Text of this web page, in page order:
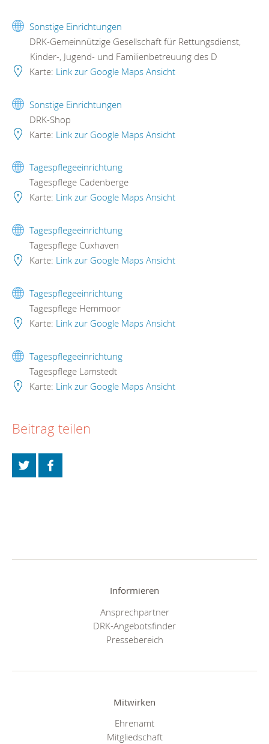
Sonstige Einrichtungen
DRK-Gemeinnützige Gesellschaft für Rettungsdienst,
Kinder-, Jugend- und Familienbetreuung des D
Karte: Link zur Google Maps Ansicht
Sonstige Einrichtungen
DRK-Shop
Karte: Link zur Google Maps Ansicht
Tagespflegeeinrichtung
Tagespflege Cadenberge
Karte: Link zur Google Maps Ansicht
Tagespflegeeinrichtung
Tagespflege Cuxhaven
Karte: Link zur Google Maps Ansicht
Tagespflegeeinrichtung
Tagespflege Hemmoor
Karte: Link zur Google Maps Ansicht
Tagespflegeeinrichtung
Tagespflege Lamstedt
Karte: Link zur Google Maps Ansicht
Beitrag teilen
Informieren
Ansprechpartner
DRK-Angebotsfinder
Pressebereich
Mitwirken
Ehrenamt
Mitgliedschaft